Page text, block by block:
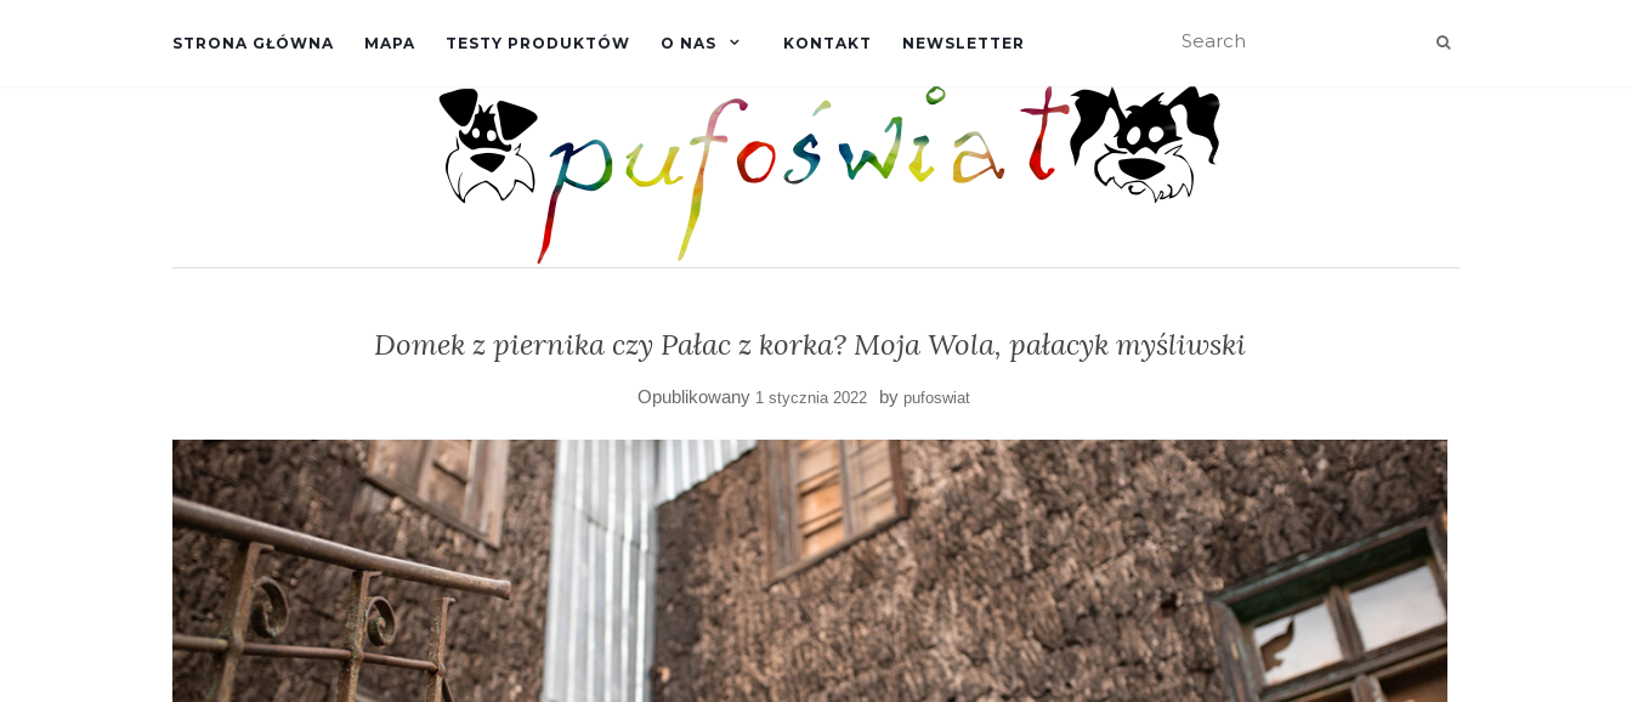
STRONA GŁÓWNA MAPA TESTY PRODUKTÓW O NAS KONTAKT NEWSLETTER
Domek z piernika czy Pałac z korka? Moja Wola, pałacyk myśliwski
Opublikowany 1 stycznia 2022 by pufoswiat